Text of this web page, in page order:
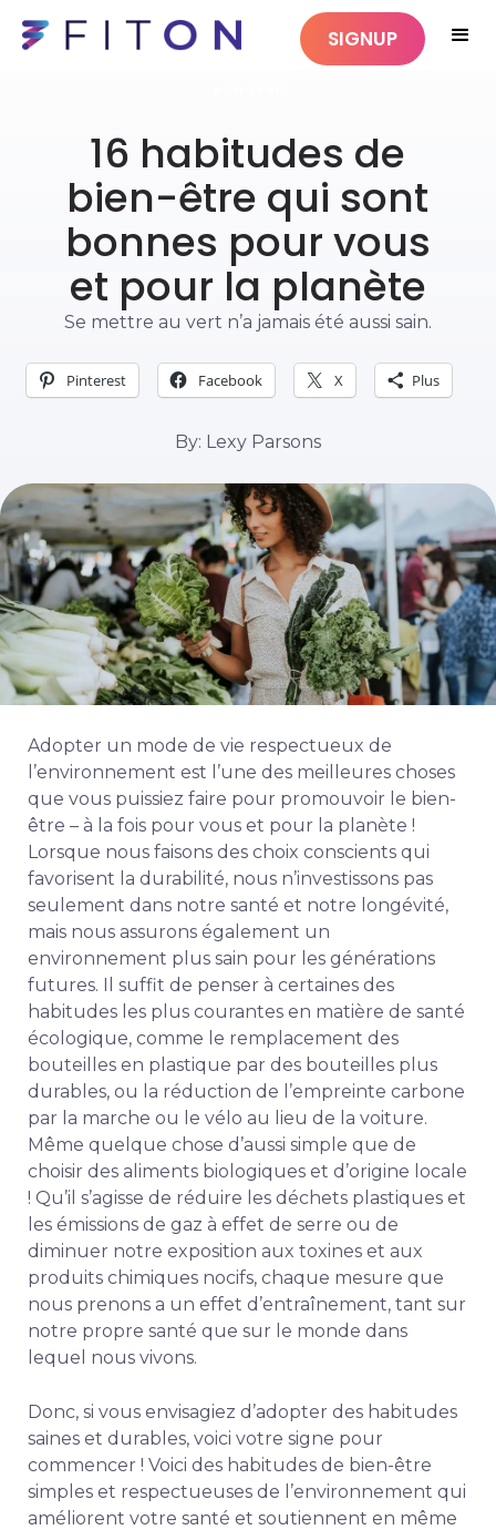
SIGNUP
16 habitudes de
bien-être qui sont
bonnes pour vous
et pour la planète
Se mettre au vert n’a jamais été aussi sain.
Pinterest Facebook X Plus
By: Lexy Parsons
Adopter un mode de vie respectueux de
l’environnement est l’une des meilleures choses
que vous puissiez faire pour promouvoir le bien-
être – à la fois pour vous et pour la planète !
Lorsque nous faisons des choix conscients qui
favorisent la durabilité, nous n’investissons pas
seulement dans notre santé et notre longévité,
mais nous assurons également un
environnement plus sain pour les générations
futures. Il suffit de penser à certaines des
habitudes les plus courantes en matière de santé
écologique, comme le remplacement des
bouteilles en plastique par des bouteilles plus
durables, ou la réduction de l’empreinte carbone
par la marche ou le vélo au lieu de la voiture.
Même quelque chose d’aussi simple que de
choisir des aliments biologiques et d’origine locale
! Qu’il s’agisse de réduire les déchets plastiques et
les émissions de gaz à effet de serre ou de
diminuer notre exposition aux toxines et aux
produits chimiques nocifs, chaque mesure que
nous prenons a un effet d’entraînement, tant sur
notre propre santé que sur le monde dans
lequel nous vivons.
Donc, si vous envisagiez d’adopter des habitudes
saines et durables, voici votre signe pour
commencer ! Voici des habitudes de bien-être
simples et respectueuses de l’environnement qui
améliorent votre santé et soutiennent en même